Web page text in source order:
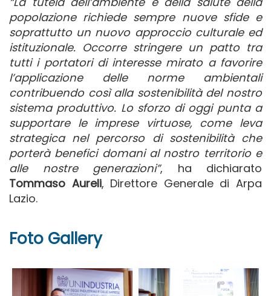
popolazione richiede sempre nuove sfide e
soprattutto un nuovo approccio culturale ed
istituzionale. Occorre stringere un patto tra
tutti i portatori di interesse mirato a favorire
l’applicazione delle norme ambientali
contribuendo così alla sostenibilità del nostro
sistema produttivo. Lo sforzo di oggi punta a
supportare le imprese virtuose, come leva
strategica nel percorso di sostenibilità che
porterà benefici domani al nostro territorio e
alle nostre generazioni”, ha dichiarato
Tommaso Aureli, Direttore Generale di Arpa
Lazio.
Foto Gallery